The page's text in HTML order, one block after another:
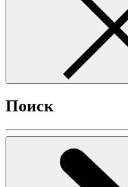
Поиск